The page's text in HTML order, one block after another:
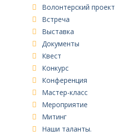
Волонтерский проект
Встреча
Выставка
Документы
Квест
Конкурс
Конференция
Мастер-класс
Мероприятие
Митинг
Наши таланты.